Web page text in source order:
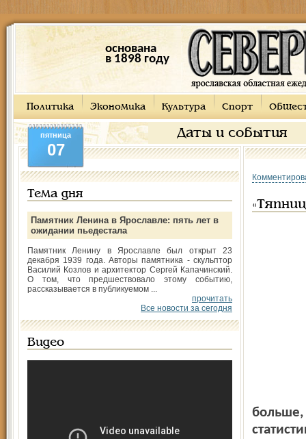
основана
в 1898 году
Политика Экономика Культура Спорт
Даты и события
пятница
07
Тема дня
Памятник Ленина в Ярославле: пять лет в
ожидании пьедестала
Памятник Ленину в Ярославле был открыт 23
декабря 1939 года. Авторы памятника - скульптор
Василий Козлов и архитектор Сергей Капачинский.
О том, что предшествовало этому событию,
рассказывается в публикуемом ...
прочитать
Все новости за сегодня
Видео
больше,